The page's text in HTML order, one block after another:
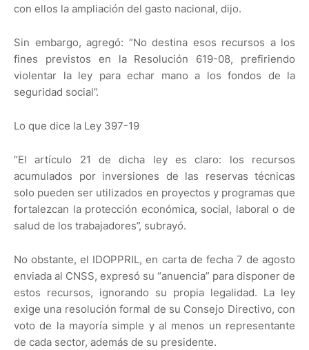
con ellos la ampliación del gasto nacional, dijo.
Sin embargo, agregó: “No destina esos recursos a los
fines previstos en la Resolución 619-08, prefiriendo
violentar la ley para echar mano a los fondos de la
seguridad social”.
Lo que dice la Ley 397-19
“El artículo 21 de dicha ley es claro: los recursos
acumulados por inversiones de las reservas técnicas
solo pueden ser utilizados en proyectos y programas que
fortalezcan la protección económica, social, laboral o de
salud de los trabajadores”, subrayó.
No obstante, el IDOPPRIL, en carta de fecha 7 de agosto
enviada al CNSS, expresó su “anuencia” para disponer de
estos recursos, ignorando su propia legalidad. La ley
exige una resolución formal de su Consejo Directivo, con
voto de la mayoría simple y al menos un representante
de cada sector, además de su presidente.